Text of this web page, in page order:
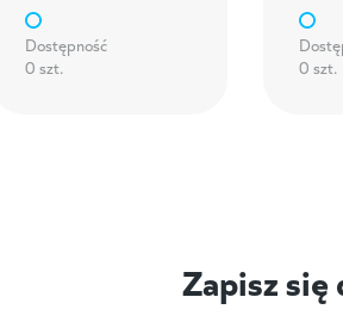
Dostępność
0 szt.
0 szt.
Zapisz się